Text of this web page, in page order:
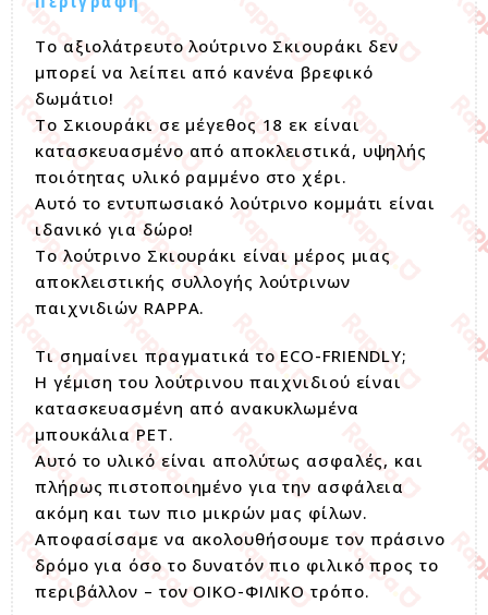
Το αξιολάτρευτο λούτρινο Σκιουράκι δεν
μπορεί να λείπει από κανένα βρεφικό
δωμάτιο!
Το Σκιουράκι σε μέγεθος 18 εκ είναι
κατασκευασμένο από αποκλειστικά, υψηλής
ποιότητας υλικό ραμμένο στο χέρι.
Αυτό το εντυπωσιακό λούτρινο κομμάτι είναι
ιδανικό για δώρο!
Το λούτρινο Σκιουράκι είναι μέρος μιας
αποκλειστικής συλλογής λούτρινων
παιχνιδιών RAPPA.
Τι σημαίνει πραγματικά το ECO-FRIENDLY;
Η γέμιση του λούτρινου παιχνιδιού είναι
κατασκευασμένη από ανακυκλωμένα
μπουκάλια PET.
Αυτό το υλικό είναι απολύτως ασφαλές, και
πλήρως πιστοποιημένο για την ασφάλεια
ακόμη και των πιο μικρών μας φίλων.
Αποφασίσαμε να ακολουθήσουμε τον πράσινο
δρόμο για όσο το δυνατόν πιο φιλικό προς το
περιβάλλον – τον ΟΙΚΟ-ΦΙΛΙΚΟ τρόπο.